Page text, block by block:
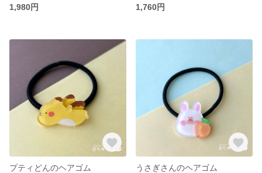
1,980円
1,760円
プティどんのヘアゴム
うさぎさんのヘアゴム